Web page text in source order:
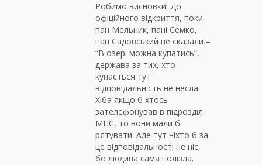
Робимо висновки. До
офіційного відкриття, поки
пан Мельник, пані Семко,
пан Садовський не сказали –
“В озері можна купатись”,
держава за тих, хто
купається тут
відповідальність не несла.
Хіба якщо б хтось
зателефонував в підрозділ
МНС, то вони мали б
рятувати. Але тут ніхто б за
це відповідальності не ніс,
бо людина сама полізла.